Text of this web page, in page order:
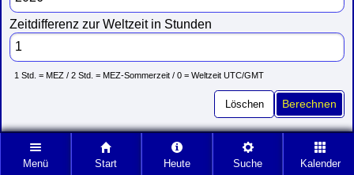
Zeitdifferenz zur Weltzeit in Stunden
1 Std. = MEZ / 2 Std. = MEZ-Sommerzeit / 0 = Weltzeit UTC/GMT
Löschen Berechnen
Menü Start Heute Suche Kalender